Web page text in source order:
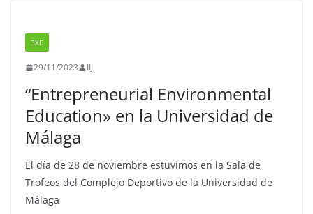
3XE
29/11/2023 IIJ
“Entrepreneurial Environmental
Education» en la Universidad de
Málaga
El día de 28 de noviembre estuvimos en la Sala de
Trofeos del Complejo Deportivo de la Universidad de
Málaga